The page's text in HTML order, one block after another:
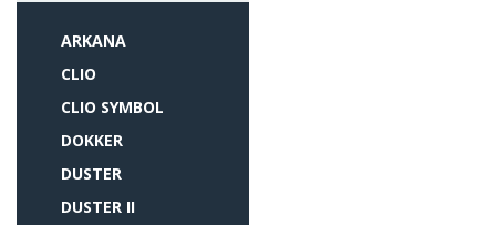
ARKANA
CLIO
CLIO SYMBOL
DOKKER
DUSTER
DUSTER II